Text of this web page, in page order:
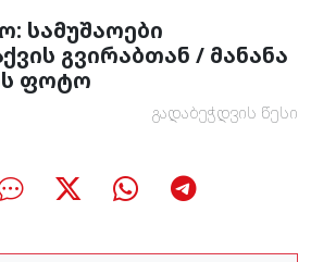
სამუშაოები
გვირაბთან / მანანა
ფოტო
გადაბეჭდვის წესი